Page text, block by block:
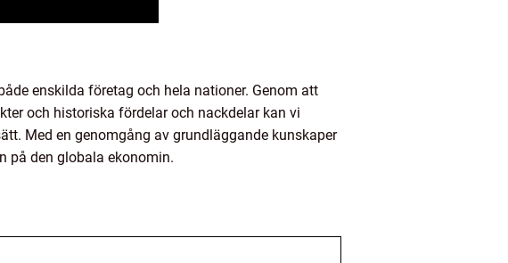
enskilda företag och hela nationer. Genom att
och historiska fördelar och nackdelar kan vi
Med en genomgång av grundläggande kunskaper
på den globala ekonomin.